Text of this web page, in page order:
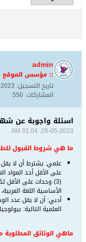
admin
:: مؤسس الموقع
تاريخ التسجيل:
المشاركات: 550
اسئلة واجوبة عن
05-05-2023, 01:04 AM
ما هي شروط القبول
على الأقل أحد المواد
الأساسية اللغة ‏العربية،
العلمية التالية:
ماهي الوثائق